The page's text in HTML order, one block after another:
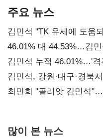
주요 뉴스
김민석 "TK 유세에 도움
대표된 양 당직 배분"
46.01% 대 44.53%…김
김민석 누적 46.01%…'
(2보)
김민석, 강원·대구·경북
최민희 "골리앗 김민석
많이 본 뉴스